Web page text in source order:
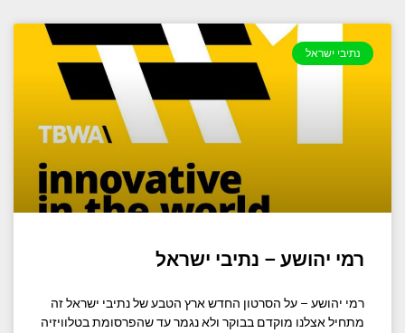
נתיבי ישראל
רמי יהושע – נתיבי ישראל
רמי יהושע – על הסרטון החדש ארץ הטבע של נתיבי ישראל זה
מתחיל אצלנו מוקדם בבוקר ולא נגמר עד שהפרסומת בטלוויזיה